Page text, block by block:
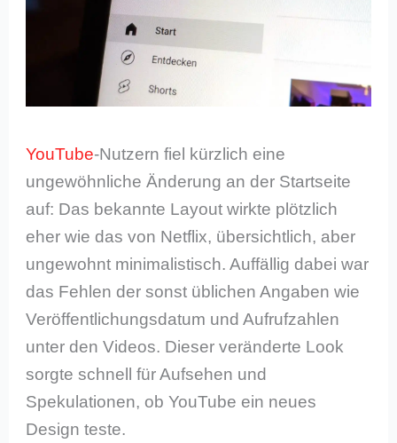
YouTube-Nutzern fiel kürzlich eine
ungewöhnliche Änderung an der Startseite
auf: Das bekannte Layout wirkte plötzlich
eher wie das von Netflix, übersichtlich, aber
ungewohnt minimalistisch. Auffällig dabei war
das Fehlen der sonst üblichen Angaben wie
Veröffentlichungsdatum und Aufrufzahlen
unter den Videos. Dieser veränderte Look
sorgte schnell für Aufsehen und
Spekulationen, ob YouTube ein neues
Design teste.